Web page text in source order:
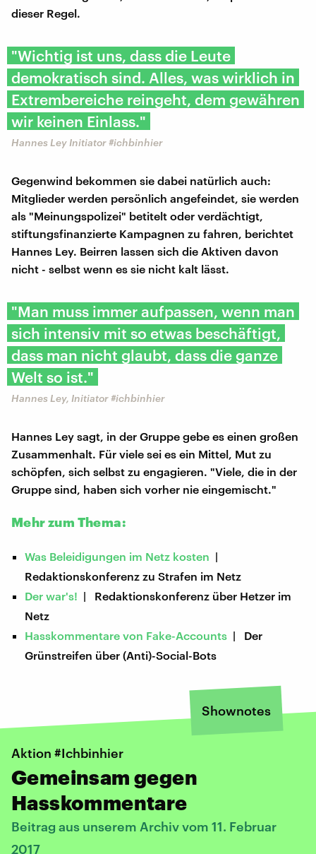
dieser Regel.
"Wichtig ist uns, dass die Leute
demokratisch sind. Alles, was wirklich in
Extrembereiche reingeht, dem gewähren
wir keinen Einlass."
Hannes Ley Initiator #ichbinhier
Gegenwind bekommen sie dabei natürlich auch:
Mitglieder werden persönlich angefeindet, sie werden
als "Meinungspolizei" betitelt oder verdächtigt,
stiftungsfinanzierte Kampagnen zu fahren, berichtet
Hannes Ley. Beirren lassen sich die Aktiven davon
nicht - selbst wenn es sie nicht kalt lässt.
"Man muss immer aufpassen, wenn man
sich intensiv mit so etwas beschäftigt,
dass man nicht glaubt, dass die ganze
Welt so ist."
Hannes Ley, Initiator #ichbinhier
Hannes Ley sagt, in der Gruppe gebe es einen großen
Zusammenhalt. Für viele sei es ein Mittel, Mut zu
schöpfen, sich selbst zu engagieren. "Viele, die in der
Gruppe sind, haben sich vorher nie eingemischt."
Mehr zum Thema:
Was Beleidigungen im Netz kosten |
Redaktionskonferenz zu Strafen im Netz
Der war's! | Redaktionskonferenz über Hetzer im
Netz
Hasskommentare von Fake-Accounts | Der
Grünstreifen über (Anti)-Social-Bots
Shownotes
Aktion #Ichbinhier
Gemeinsam gegen
Hasskommentare
Beitrag aus unserem Archiv vom 11. Februar
2017